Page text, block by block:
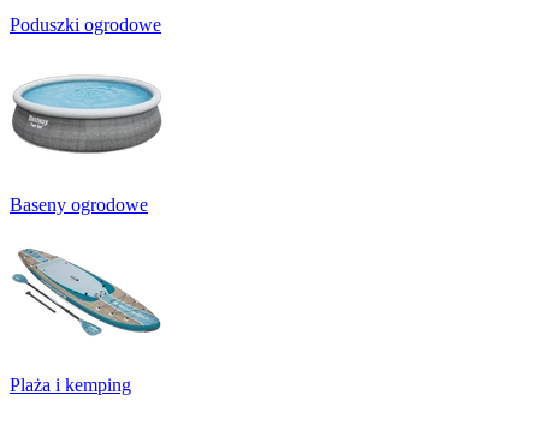
Poduszki ogrodowe
Baseny ogrodowe
Plaża i kemping